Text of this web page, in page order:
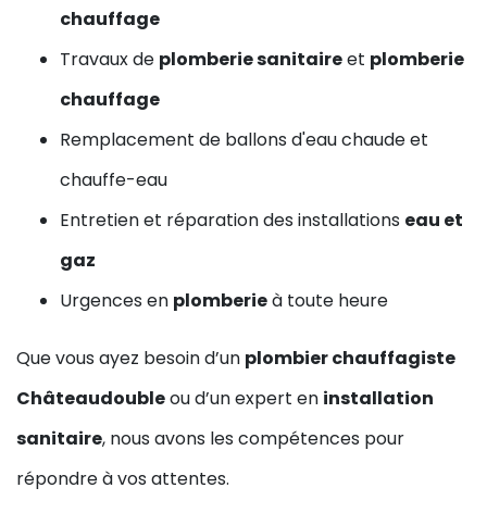
chauffage
Travaux de plomberie sanitaireet plomberie
chauffage
Remplacement de ballons d'eau chaude et
chauffe-eau
Entretien et réparation des installations eau et
gaz
Urgences en plomberieà toute heure
Que vous ayez besoin d’un plombier chauffagiste
Châteaudoubleou d’un expert en installation
sanitaire, nous avons les compétences pour
répondre à vos attentes.